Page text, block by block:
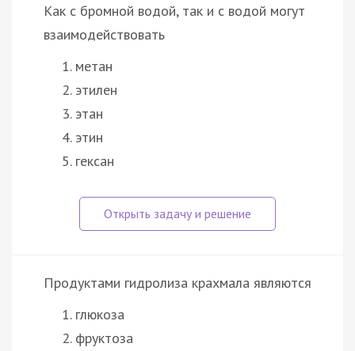
Как с бромной водой, так и с водой могут
взаимодействовать
метан
этилен
этан
этин
гексан
Продуктами гидролиза крахмала являются
глюкоза
фруктоза